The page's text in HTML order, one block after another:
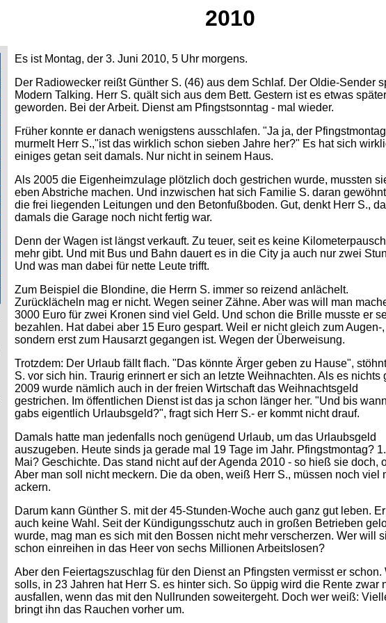
2010
Es ist Montag, der 3. Juni 2010, 5 Uhr morgens.
Der Radiowecker reißt Günther S. (46) aus dem Schlaf. Der Oldie-Sender
Modern Talking. Herr S. quält sich aus dem Bett. Gestern ist es etwas später
geworden. Bei der Arbeit. Dienst am Pfingstsonntag - mal wieder.
Früher konnte er danach wenigstens ausschlafen. "Ja ja, der
murmelt Herr S.,"ist das wirklich schon sieben Jahre her?" Es hat sich
einiges getan seit damals. Nur nicht in seinem Haus.
Als 2005 die Eigenheimzulage plötzlich doch gestrichen wurde, mussten
eben Abstriche machen. Und inzwischen hat sich Familie S. daran
die frei liegenden Leitungen und den Betonfußboden. Gut, denkt Herr S.,
damals die Garage noch nicht fertig war.
Denn der Wagen ist längst verkauft. Zu teuer, seit es keine
mehr gibt. Und mit Bus und Bahn dauert es in die City ja auch nur zwei
Und was man dabei für nette Leute trifft.
Zum Beispiel die Blondine, die Herrn S. immer so reizend anlächelt.
Zurücklächeln mag er nicht. Wegen seiner Zähne. Aber was will man
3000 Euro für zwei Kronen sind viel Geld. Und schon die Brille musste er
bezahlen. Hat dabei aber 15 Euro gespart. Weil er nicht gleich zum Augen-,
sondern erst zum Hausarzt gegangen ist. Wegen der Überweisung.
Trotzdem: Der Urlaub fällt flach. "Das könnte Ärger geben zu Hause",
S. vor sich hin. Traurig erinnert er sich an letzte Weihnachten. Als es nichts
2009 wurde nämlich auch in der freien Wirtschaft das Weihnachtsgeld
gestrichen. Im öffentlichen Dienst ist das ja schon länger her. "Und bis wann
gabs eigentlich Urlaubsgeld?", fragt sich Herr S.- er kommt nicht drauf.
Damals hatte man jedenfalls noch genügend Urlaub, um das Urlaubsgeld
auszugeben. Heute sinds ja gerade mal 19 Tage im Jahr. Pfingstmontag? 1.
Mai? Geschichte. Das stand nicht auf der Agenda 2010 - so hieß sie doch,
Aber man soll nicht meckern. Die da oben, weiß Herr S., müssen noch viel
ackern.
Darum kann Günther S. mit der 45-Stunden-Woche auch ganz gut leben.
auch keine Wahl. Seit der Kündigungsschutz auch in großen Betrieben
wurde, mag man es sich mit den Bossen nicht mehr verscherzen. Wer will
schon einreihen in das Heer von sechs Millionen Arbeitslosen?
Aber den Feiertagszuschlag für den Dienst an Pfingsten vermisst er schon.
solls, in 23 Jahren hat Herr S. es hinter sich. So üppig wird die Rente zwar
ausfallen, wenn das mit den Nullrunden soweitergeht. Doch wer weiß:
bringt ihn das Rauchen vorher um.